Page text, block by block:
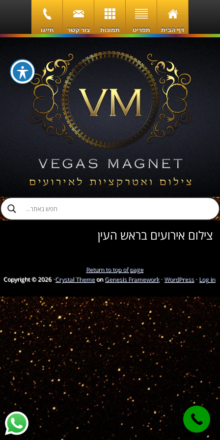
דף הבית תפריט תמונות צור קשר חייגו
צילום אירועים בראש העין
Return to top of page
Copyright © 2026 ·Crystal ThemeonGenesis Framework·WordPress· Log in